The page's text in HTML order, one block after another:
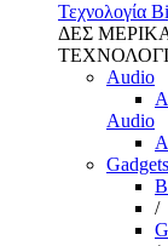
Τεχνολογία
ΔΕΣ
Audio
Audio
Gadgets
/